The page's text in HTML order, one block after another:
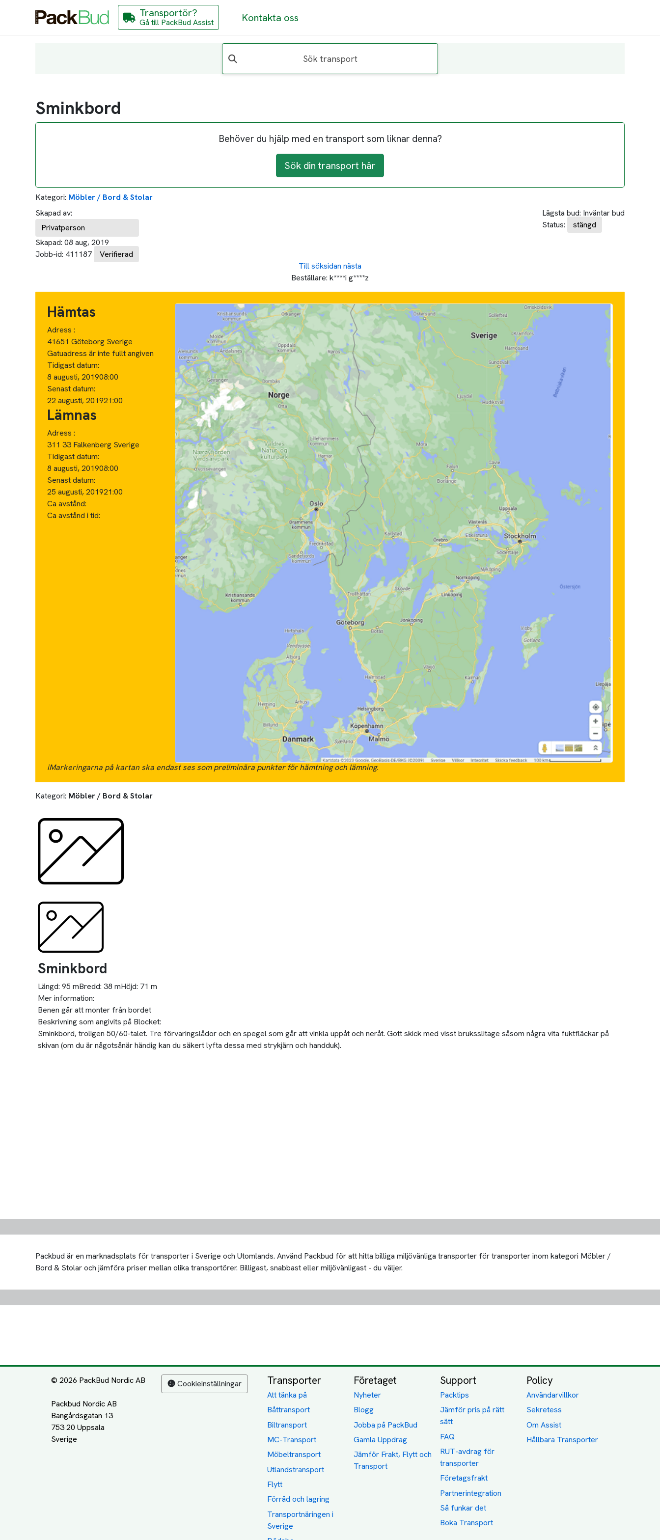
Transportör?
Gå till PackBud Assist Kontakta oss
Sök transport
Sminkbord
Behöver du hjälp med en transport som liknar denna?
Sök din transport här
Kategori: Möbler / Bord & Stolar
Skapad av:
Privatperson
Skapad: 08 aug, 2019
Jobb-id: 411187 Verifierad
Lägsta bud: Inväntar bud
Status:
stängd
Till söksidan nästa
Beställare: k****i g****z
Hämtas
Adress :
41651 Göteborg Sverige
Gatuadress är inte fullt angiven
Tidigast datum:
8 augusti, 201908:00
Senast datum:
22 augusti, 201921:00
Lämnas
Adress :
311 33 Falkenberg Sverige
Tidigast datum:
8 augusti, 201908:00
Senast datum:
25 augusti, 201921:00
Ca avstånd:
Ca avstånd i tid:
iMarkeringarna på kartan ska endast ses som preliminära punkter för hämtning och lämning.
Kategori: Möbler / Bord & Stolar
Sminkbord
Längd: 95 mBredd: 38 mHöjd: 71 m
Mer information:
Benen går att monter från bordet
Beskrivning som angivits på Blocket:
Sminkbord, troligen 50/60-talet. Tre förvaringslådor och en spegel som går att vinkla uppåt och neråt. Gott skick med visst bruksslitage såsom några vita fuktfläckar på
skivan (om du är någotsånär händig kan du säkert lyfta dessa med strykjärn och handduk).
Packbud är en marknadsplats för transporter i Sverige och Utomlands. Använd Packbud för att hitta billiga miljövänliga transporter för transporter inom kategori Möbler /
Bord & Stolar och jämföra priser mellan olika transportörer. Billigast, snabbast eller miljövänligast - du väljer.
© 2026 PackBud Nordic AB
Packbud Nordic AB
Bangårdsgatan 13
753 20 Uppsala
Cookieinställningar Transporter
Att tänka på
Båttransport
Biltransport
MC-Transport
Möbeltransport
Utlandstransport
Flytt
Förråd och lagring
Transportnäringen i
Sverige
Företaget
Nyheter
Blogg
Jobba på PackBud
Gamla Uppdrag
Jämför Frakt, Flytt och
Transport
Support
Packtips
Jämför pris på rätt
sätt
FAQ
RUT-avdrag för
transporter
Företagsfrakt
Partnerintegration
Så funkar det
Boka Transport
Policy
Användarvillkor
Sekretess
Om Assist
Hållbara Transporter